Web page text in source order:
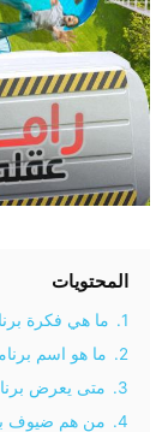
المحتويات
1.
ما هي فكرة
2.
ما هو اسم
3.
متى يعرض
4.
من هم ضيوف